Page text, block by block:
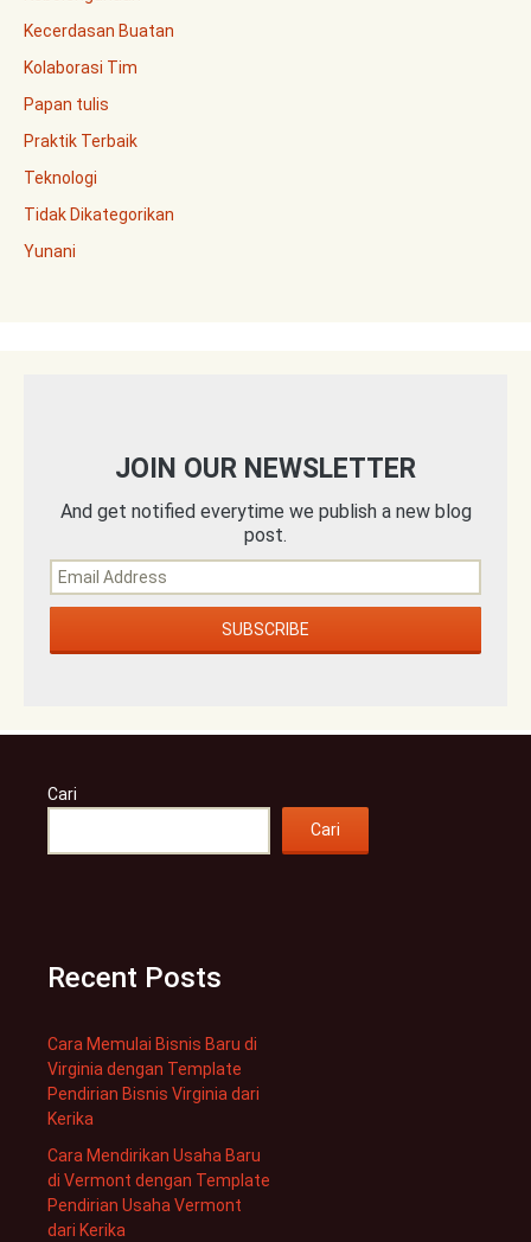
Kecerdasan Buatan
Kolaborasi Tim
Papan tulis
Praktik Terbaik
Teknologi
Tidak Dikategorikan
Yunani
JOIN OUR NEWSLETTER
And get notified everytime we publish a new blog
post.
Cari
Cari
Recent Posts
Cara Memulai Bisnis Baru di
Virginia dengan Template
Pendirian Bisnis Virginia dari
Kerika
Cara Mendirikan Usaha Baru
di Vermont dengan Template
Pendirian Usaha Vermont
dari Kerika